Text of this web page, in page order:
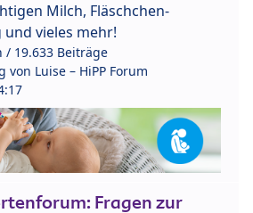
Milch, Fläschchen-
vieles mehr!
/ 19.633 Beiträge
von Luise – HiPP Forum
Fragen zur